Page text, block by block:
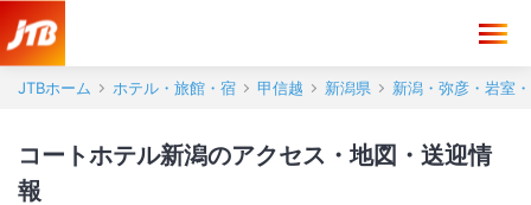
JTBホーム ホテル・旅館・宿 甲信越 新潟県 新潟・弥彦・岩室
コートホテル新潟のアクセス・地図・送迎情
報